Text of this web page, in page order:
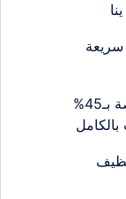
شركة تنظيف خزانات بالرياض رخيصة بـ45%